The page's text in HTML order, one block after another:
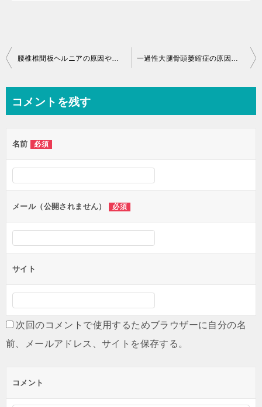
投
ビ
ー
シ
ョ
ン
腰椎椎間板ヘルニアの原因や手術は？入院期間はどれくらい？ 一過性大腿骨頭萎縮症の原因や症状、治療法は？画像と共に解説
コメントを残す
名前 必須
メール（公開されません） 必須
サイト
次回のコメントで使用するためブラウザーに自分の名
前、メールアドレス、サイトを保存する。
コメント